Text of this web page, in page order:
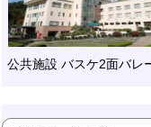
公共施設 バスケ2面バレ